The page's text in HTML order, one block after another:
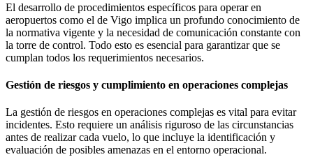
El desarrollo de procedimientos específicos para operar en
aeropuertos como el de Vigo implica un profundo conocimiento de
la normativa vigente y la necesidad de comunicación constante con
la torre de control. Todo esto es esencial para garantizar que se
cumplan todos los requerimientos necesarios.
Gestión de riesgos y cumplimiento en operaciones complejas
La gestión de riesgos en operaciones complejas es vital para evitar
incidentes. Esto requiere un análisis riguroso de las circunstancias
antes de realizar cada vuelo, lo que incluye la identificación y
evaluación de posibles amenazas en el entorno operacional.